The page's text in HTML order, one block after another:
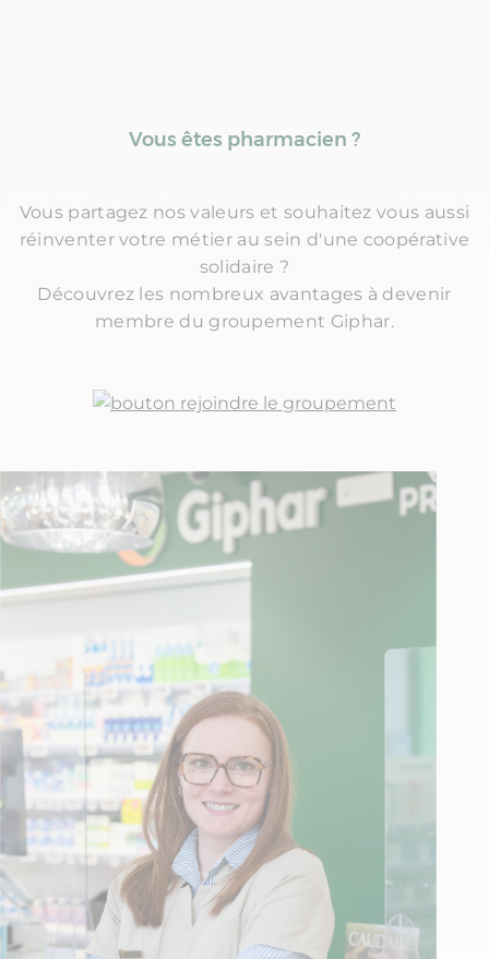
Vous êtes pharmacien ?​
Vous partagez nos valeurs et souhaitez vous aussi
réinventer votre métier au sein d'une coopérative
solidaire ?​
Découvrez les nombreux avantages à devenir
membre du groupement Giphar.